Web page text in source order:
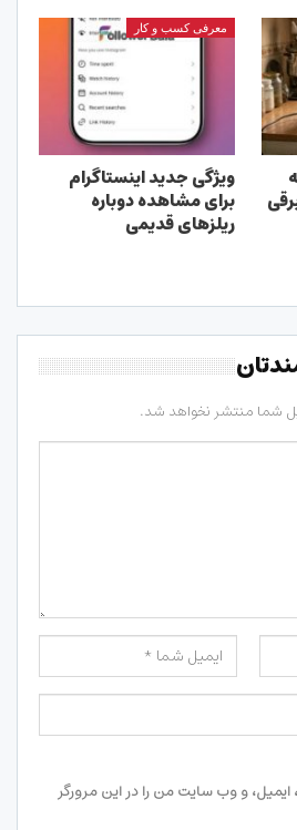
معرفی کسب و کار
ویژگی جدید اینستاگرام
برای مشاهده دوباره
ریلزهای قدیمی
شما منتشر نخواهد شد.
ایمیل، و وب سایت من را در این مرورگر